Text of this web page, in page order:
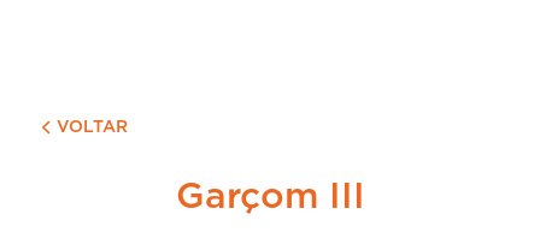
VOLTAR
Garçom III